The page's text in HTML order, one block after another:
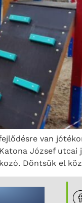
van
József
Döntsük el